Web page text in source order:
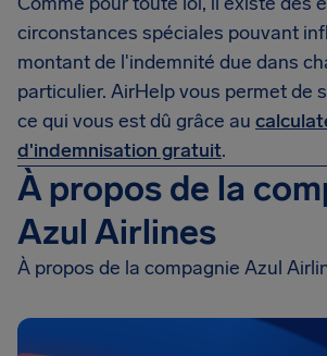
circonstances spéciales pouvant
montant de l'indemnité due dans
particulier. AirHelp vous permet de
ce qui vous est dû grâce au
d'indemnisation gratuit.
À propos de la
Azul Airlines
À propos de la compagnie Azul